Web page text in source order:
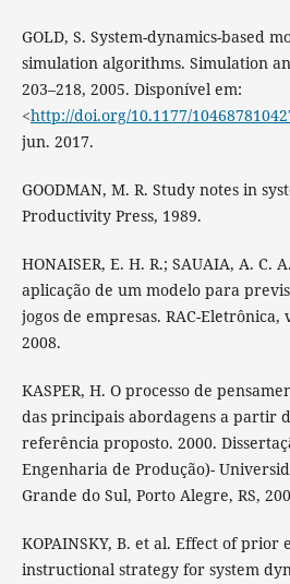
GOLD, S. System-dynamics-based
simulation algorithms. Simulation
203–218, 2005. Disponível em:
<http://doi.org/10.1177/
jun. 2017.
GOODMAN, M. R. Study notes in
Productivity Press, 1989.
HONAISER, E. H. R.; SAUAIA, A. C.
aplicação de um modelo para
jogos de empresas. RAC-Eletrônica,
2008.
KASPER, H. O processo de
das principais abordagens a partir
referência proposto. 2000.
Engenharia de Produção)-
Grande do Sul, Porto Alegre, RS,
KOPAINSKY, B. et al. Effect of prior
instructional strategy for system